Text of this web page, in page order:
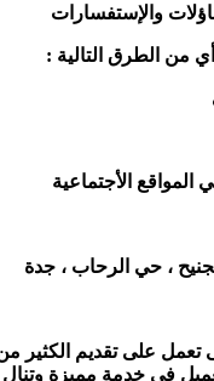
والإستفسارات
من الطرق التالية :
المواقع الأجتماعية
، حي الرحاب ، جدة
على تقديم الكثير من
فى خدمة مميزة